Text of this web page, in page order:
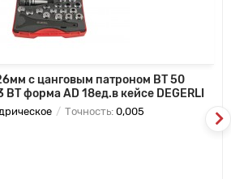
с цанговым патроном BT 50
форма AD 18ед.в кейсе DEGERLI
Точность: 0,005